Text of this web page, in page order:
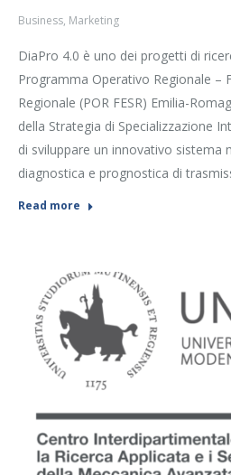
Business, Marketing
DiaPro 4.0 è uno dei progetti di
Programma Operativo Regionale –
Regionale (POR FESR) Emilia-
della Strategia di Specializzazione
di sviluppare un innovativo sistema
diagnostica e prognostica di
Read more